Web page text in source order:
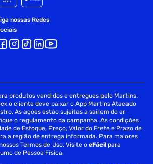
nossas Redes
produtos vendidos e entregues pelo Martins.
o cliente deve baixar o App Martins Atacado
As ações estão sujeitas a saírem do ar
o regulamento da campanha. As condições
de Estoque, Preço, Valor do Frete e Prazo de
a região de entrega informada. Para maiores
Termos de Uso. Visite oeFácil para
de Pessoa Física.